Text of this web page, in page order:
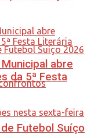
Futebol Suíço
abre
da 5ª Festa